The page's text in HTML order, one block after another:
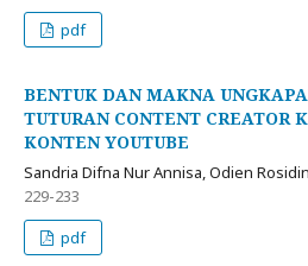
pdf
BENTUK DAN MAKNA
TUTURAN CONTENT CREATOR
KONTEN YOUTUBE
Sandria Difna Nur Annisa, Odien
229-233
pdf